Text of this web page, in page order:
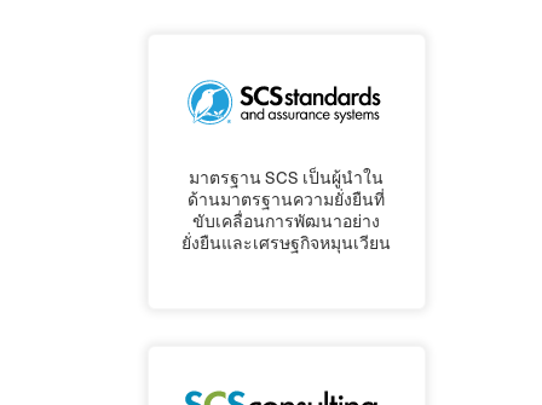
มาตรฐาน SCS เป็นผู้นําใน
ด้านมาตรฐานความยั่งยืนที่
ขับเคลื่อนการพัฒนาอย่าง
ยั่งยืนและเศรษฐกิจหมุนเวียน